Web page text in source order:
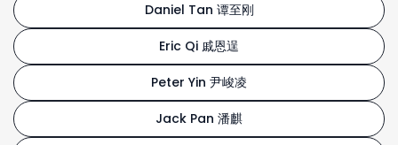
Daniel Tan 谭至刚
Eric Qi 戚恩逞
Peter Yin 尹峻凌
Jack Pan 潘麒